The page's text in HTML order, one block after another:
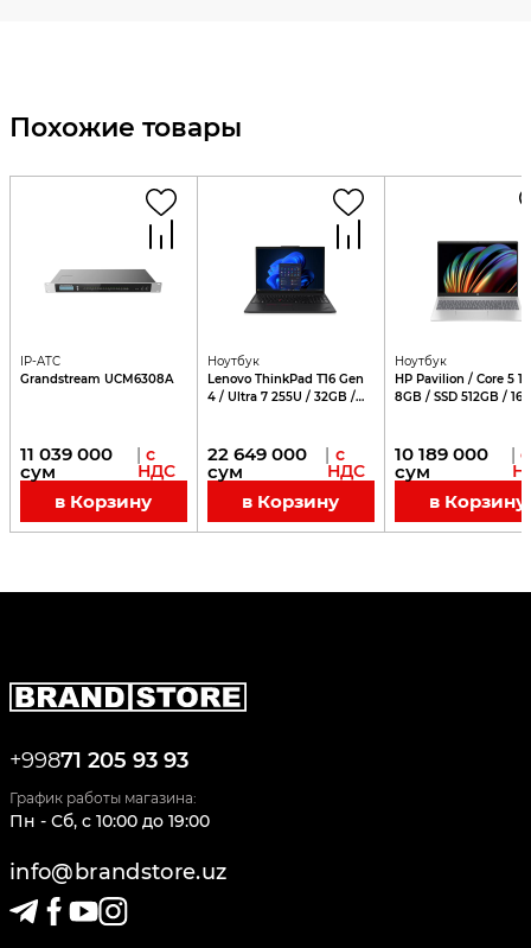
Похожие товары
IP-ATC
Grandstream UCM6308A
11 039 000
сум
| с
НДС
в Корзину
Ноутбук
Lenovo ThinkPad T16 Gen
4 / Ultra 7 255U / 32GB /
22 649 000
сум
| с
НДС
в Корзину
Ноутбук
HP Pavilion / Core 5
8GB / SSD 512GB / 16"
10 189 000
сум
| с
в Корзину
+99871 205 93 93
График работы магазина:
Пн - Сб, c 10:00 до 19:00
info@brandstore.uz